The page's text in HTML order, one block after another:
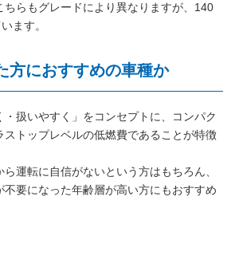
ちらもグレードにより異なりますが、140
ます。
方におすすめの車種か
扱いやすく」をコンセプトに、コンパク
ストップレベルの低燃費であることが特徴
運転に自信がないという方はもちろん、
要になった年齢層が高い方にもおすすめ